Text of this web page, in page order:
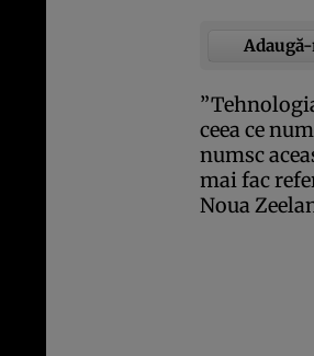
ceea ce
numsc
mai fac
Noua